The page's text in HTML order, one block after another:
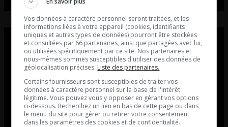
Vos données à caractère personnel seront traitées, et les
informations liées à votre appareil (cookies, identifiants
uniques et autres types de données) pourront être stockées
et consultées par 66 partenaires, ainsi que partagées avec lui,
ou utilisées spécifiquement par ce site. Nos partenaires et
nous-mêmes sommes susceptibles d'utiliser des données de
géolocalisation précises. Liste des partenaires.
Certains fournisseurs sont susceptibles de traiter vos
données à caractère personnel sur la base de l'intérêt
légitime. Vous pouvez vous y opposer en gérant vos options
ci-dessous. Recherchez un lien en bas de cette page ou dans
le menu du site pour gérer ou retirer votre consentement
dans les paramètres des cookies et de confidentialité.